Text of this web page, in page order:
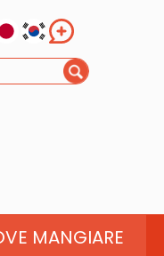
MANGIARE